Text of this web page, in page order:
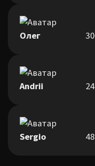
Олег 30
Andrii 24
Sergio 48